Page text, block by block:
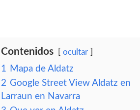
Contenidos ocultar
1 Mapa de Aldatz
2 Google Street View Aldatz en
Larraun en Navarra